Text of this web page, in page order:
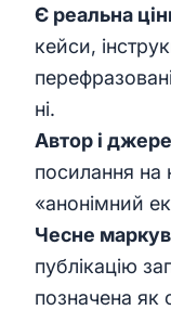
Є реальна
кейси,
ні.
Автор і
посилання на
«анонімний
Чесне
публікацію
позначена як